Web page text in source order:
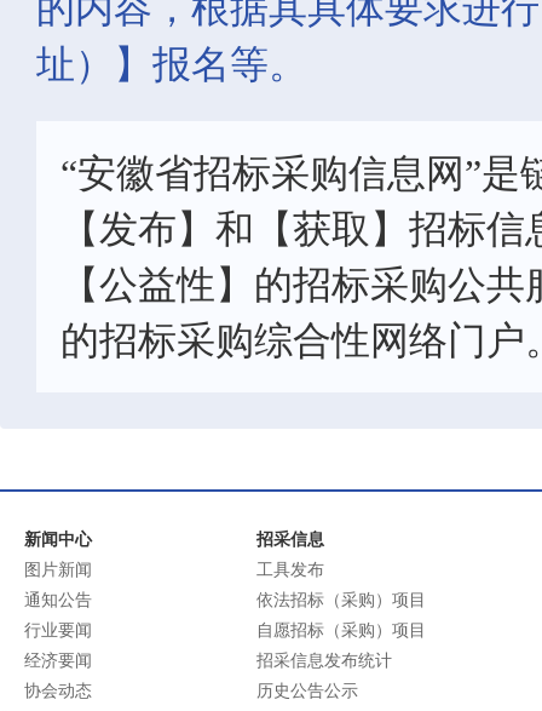
址）】报名等。
“安徽省招标采购信息网”
【发布】和【获取】招标
【公益性】的招标采购公
的招标采购综合性网络门户
新闻中心
图片新闻
通知公告
行业要闻
经济要闻
协会动态
招采信息
工具发布
依法招标（采购）项目
自愿招标（采购）项目
招采信息发布统计
历史公告公示